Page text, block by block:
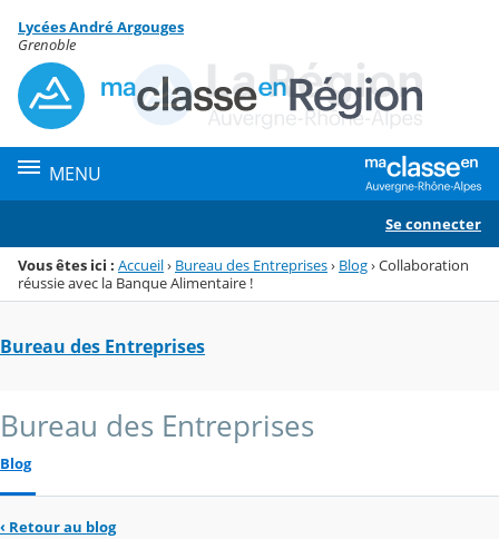
Menu de la rubrique
Contenu
Lycées André Argouges
Grenoble
MENU
Se connecter
Vous êtes ici : Accueil› Bureau des Entreprises› Blog›Collaboration
réussie avec la Banque Alimentaire !
Bureau des Entreprises
Bureau des Entreprises
Blog
‹ Retour au blog